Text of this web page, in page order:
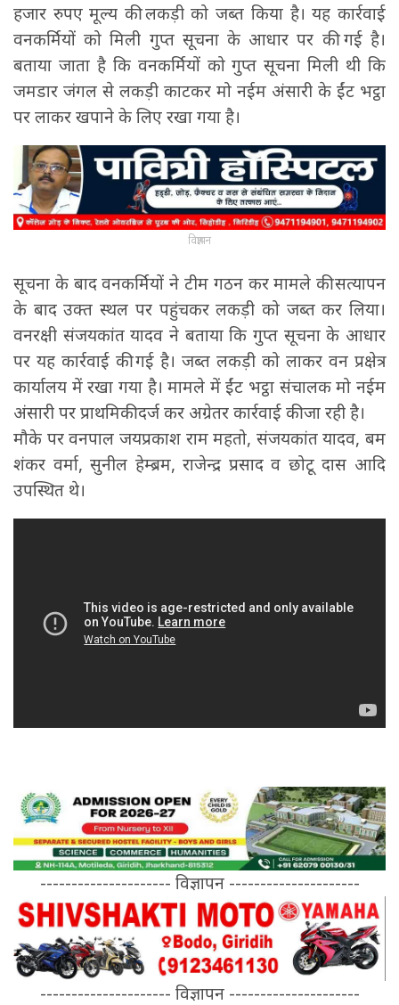
हजार रुपए मूल्य की लकड़ी को जब्त किया है। यह कार्रवाई
वनकर्मियों को मिली गुप्त सूचना के आधार पर की गई है।
बताया जाता है कि वनकर्मियों को गुप्त सूचना मिली थी कि
जमडार जंगल से लकड़ी काटकर मो नईम अंसारी के ईंट भट्ठा
पर लाकर खपाने के लिए रखा गया है।
विज्ञापन
सूचना के बाद वनकर्मियों ने टीम गठन कर मामले की सत्यापन
के बाद उक्त स्थल पर पहुंचकर लकड़ी को जब्त कर लिया।
वनरक्षी संजयकांत यादव ने बताया कि गुप्त सूचना के आधार
पर यह कार्रवाई की गई है। जब्त लकड़ी को लाकर वन प्रक्षेत्र
कार्यालय में रखा गया है। मामले में ईंट भट्ठा संचालक मो नईम
अंसारी पर प्राथमिकी दर्ज कर अग्रेतर कार्रवाई की जा रही है।
मौके पर वनपाल जयप्रकाश राम महतो, संजयकांत यादव, बम
शंकर वर्मा, सुनील हेम्ब्रम, राजेन्द्र प्रसाद व छोटू दास आदि
उपस्थित थे।
--------------------- विज्ञापन ---------------------
--------------------- विज्ञापन ---------------------